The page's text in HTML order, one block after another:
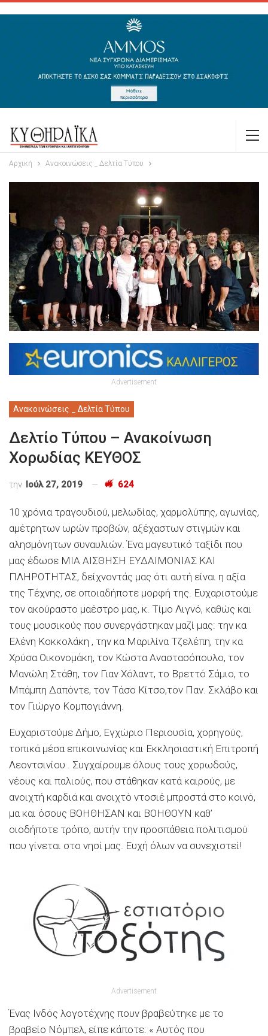
Αρχική Ανακοινώσεις _ Δελτία Τύπου
Advertisement
Ανακοινώσεις _ Δελτία Τύπου
Δελτίο Τύπου – Ανακοίνωση
Χορωδίας ΚΕΥΘΟΣ
την Ιούλ 27, 2019 624
10 χρόνια τραγουδιού, μελωδίας, χαρμολύπης, αγωνίας,
αμέτρητων ωρών προβών, αξέχαστων στιγμών και
αλησμόνητων συναυλιών. Ένα μαγευτικό ταξίδι που
μας έδωσε ΜΙΑ ΑΙΣΘΗΣΗ ΕΥΔΑΙΜΟΝΙΑΣ ΚΑΙ
ΠΛΗΡΟΤΗΤΑΣ, δείχνοντάς μας ότι αυτή είναι η αξία
της Τέχνης, σε οποιαδήποτε μορφή της. Ευχαριστούμε
τον ακούραστο μαέστρο μας, κ. Τίμο Λιγνό, καθώς και
τους μουσικούς που συνεργάστηκαν μαζί μας: την κα
Ελένη Κοκκολάκη , την κα Μαριλίνα Τζελέπη, την κα
Χρύσα Οικονομάκη, τον Κώστα Αναστασόπουλο, τον
Μανώλη Στάθη, τον Γιαν Χόλαντ, το Βρεττό Σάμιο, το
Μπάμπη Δαπόντε, τον Τάσο Κίτσο,τον Παν. Σκλάβο και
τον Γιώργο Κομπογιάννη.
Ευχαριστούμε Δήμο, Εγχώριο Περιουσία, χορηγούς,
τοπικά μέσα επικοινωνίας και Εκκλησιαστική Επιτροπή
Λεοντσινίου . Συγχαίρουμε όλους τους χορωδούς,
νέους και παλιούς, που στάθηκαν κατά καιρούς, με
ανοιχτή καρδιά και ανοιχτό ντοσιέ μπροστά στο κοινό,
μα και όσους ΒΟΗΘΗΣΑΝ και ΒΟΗΘΟΥΝ καθ’
οιοδήποτε τρόπο, αυτήν την προσπάθεια πολιτισμού
που γίνεται στο νησί μας. Ευχή όλων να συνεχιστεί!
Advertisement
Ένας Ινδός λογοτέχνης πουν βραβεύτηκε με το
βραβείο Νόμπελ, είπε κάποτε: « Αυτός που